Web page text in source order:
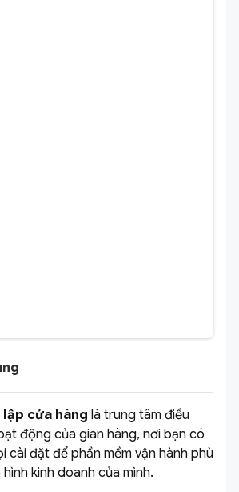
lập cửa hàng là trung tâm điều
động của gian hàng, nơi bạn có
cài đặt để phần mềm vận hành phù
kinh doanh của mình.